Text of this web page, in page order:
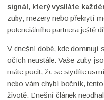
signál, který vysíláte
zuby, mezery nebo překrytí
potenciálního partnera ještě
V dnešní době, kde dominují
očích neustále. Vaše zuby
máte pocit, že se stydíte
nebo vám chybí bočník,
životě. Dnešní článek